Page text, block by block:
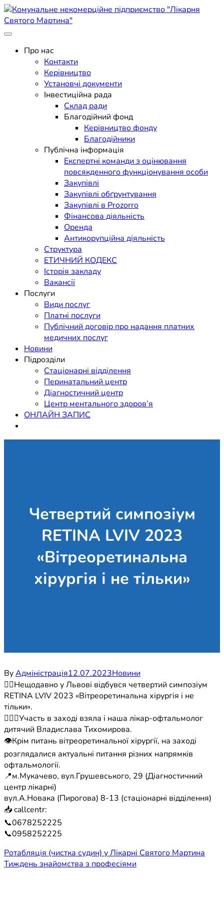
Skip
to
content
Комунальне некомерційне
підприємство "Лікарня
Святого Мартина"
Поліклініка Мукачево
Про нас
Контакти
Керівництво
Установчі документи
Інвестиційна рада
Склад ради
Благодійний фонд
Керівництво фонду
Благодійники
Публічна інформація
Експертні команди з оцінювання
повсякденного функціонування особи
Закупівлі
Закупівлі обґрунтування
Закупівлі в Prozorro
Фінансова діяльність
Оренда
Антикорупційна діяльність
Структура
ЕТИЧНИЙ КОДЕКС
Історія закладу
Вакансії
Послуги
Види послуг
Платні послуги
Публічний договір про надання платних
медичних послуг
Новини
Підрозділи
Стаціонарні відділення
Перинатальний центр
Діагностичний центр
Центр ментального здоров’я
ОНЛАЙН ЗАПИС
Четвертий симпозіум
RETINA LVIV 2023
«Вітреоретинальна
хірургія і не тільки»
ByАдміністрація12.07.2023Новини
☝🏼Нещодавно у Львові відбувся четвертий симпозіум
RETINA LVIV 2023 «Вітреоретинальна хірургія і не
тільки».
👩🏻‍⚕️Участь в заході взяла і наша лікар-офтальмолог
дитячий Владислава Тихомирова.
👁Крім питань вітреоретинальної хірургії, на заході
розглядалися актуальні питання різних напрямків
офтальмології.
📍м.Мукачево, вул.Грушевського, 29 (Діагностичний
центр лікарні)
вул.А.Новака (Пирогова) 8-13 (стаціонарні відділення)
📥 callcentr:
📞0678252225
📞0958252225
Навігація
записів
Ротабляція (чистка судин) у Лікарні Святого Мартина
Тиждень знайомства з професіями